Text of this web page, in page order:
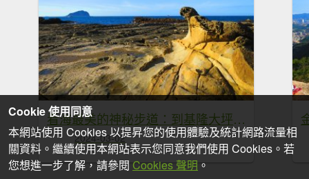
看海最美的神秘步道：到基隆大坪海岸尋找海豹岩
2024-03-02
Cookie 使用同意
本網站使用 Cookies 以提昇您的使用體驗及統計網路流量相
關資料。繼續使用本網站表示您同意我們使用 Cookies。若
您想進一步了解，請參閱 Cookies 聲明 。